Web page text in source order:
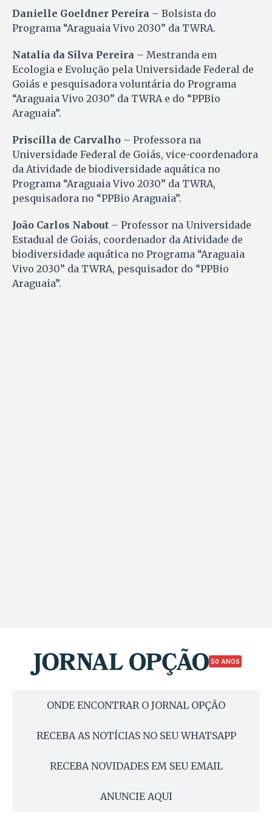
Danielle Goeldner Pereira – Bolsista do
Programa “Araguaia Vivo 2030” da TWRA.
Natalia da Silva Pereira – Mestranda em
Ecologia e Evolução pela Universidade Federal de
Goiás e pesquisadora voluntária do Programa
“Araguaia Vivo 2030” da TWRA e do “PPBio
Araguaia”.
Priscilla de Carvalho – Professora na
Universidade Federal de Goiás, vice-coordenadora
da Atividade de biodiversidade aquática no
Programa “Araguaia Vivo 2030” da TWRA,
pesquisadora no “PPBio Araguaia”.
João Carlos Nabout – Professor na Universidade
Estadual de Goiás, coordenador da Atividade de
biodiversidade aquática no Programa “Araguaia
Vivo 2030” da TWRA, pesquisador do “PPBio
Araguaia”.
50 ANOS
ONDE ENCONTRAR O JORNAL OPÇÃO
RECEBA AS NOTÍCIAS NO SEU WHATSAPP
RECEBA NOVIDADES EM SEU EMAIL
ANUNCIE AQUI